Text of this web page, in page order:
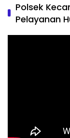
Polsek
Pelayanan